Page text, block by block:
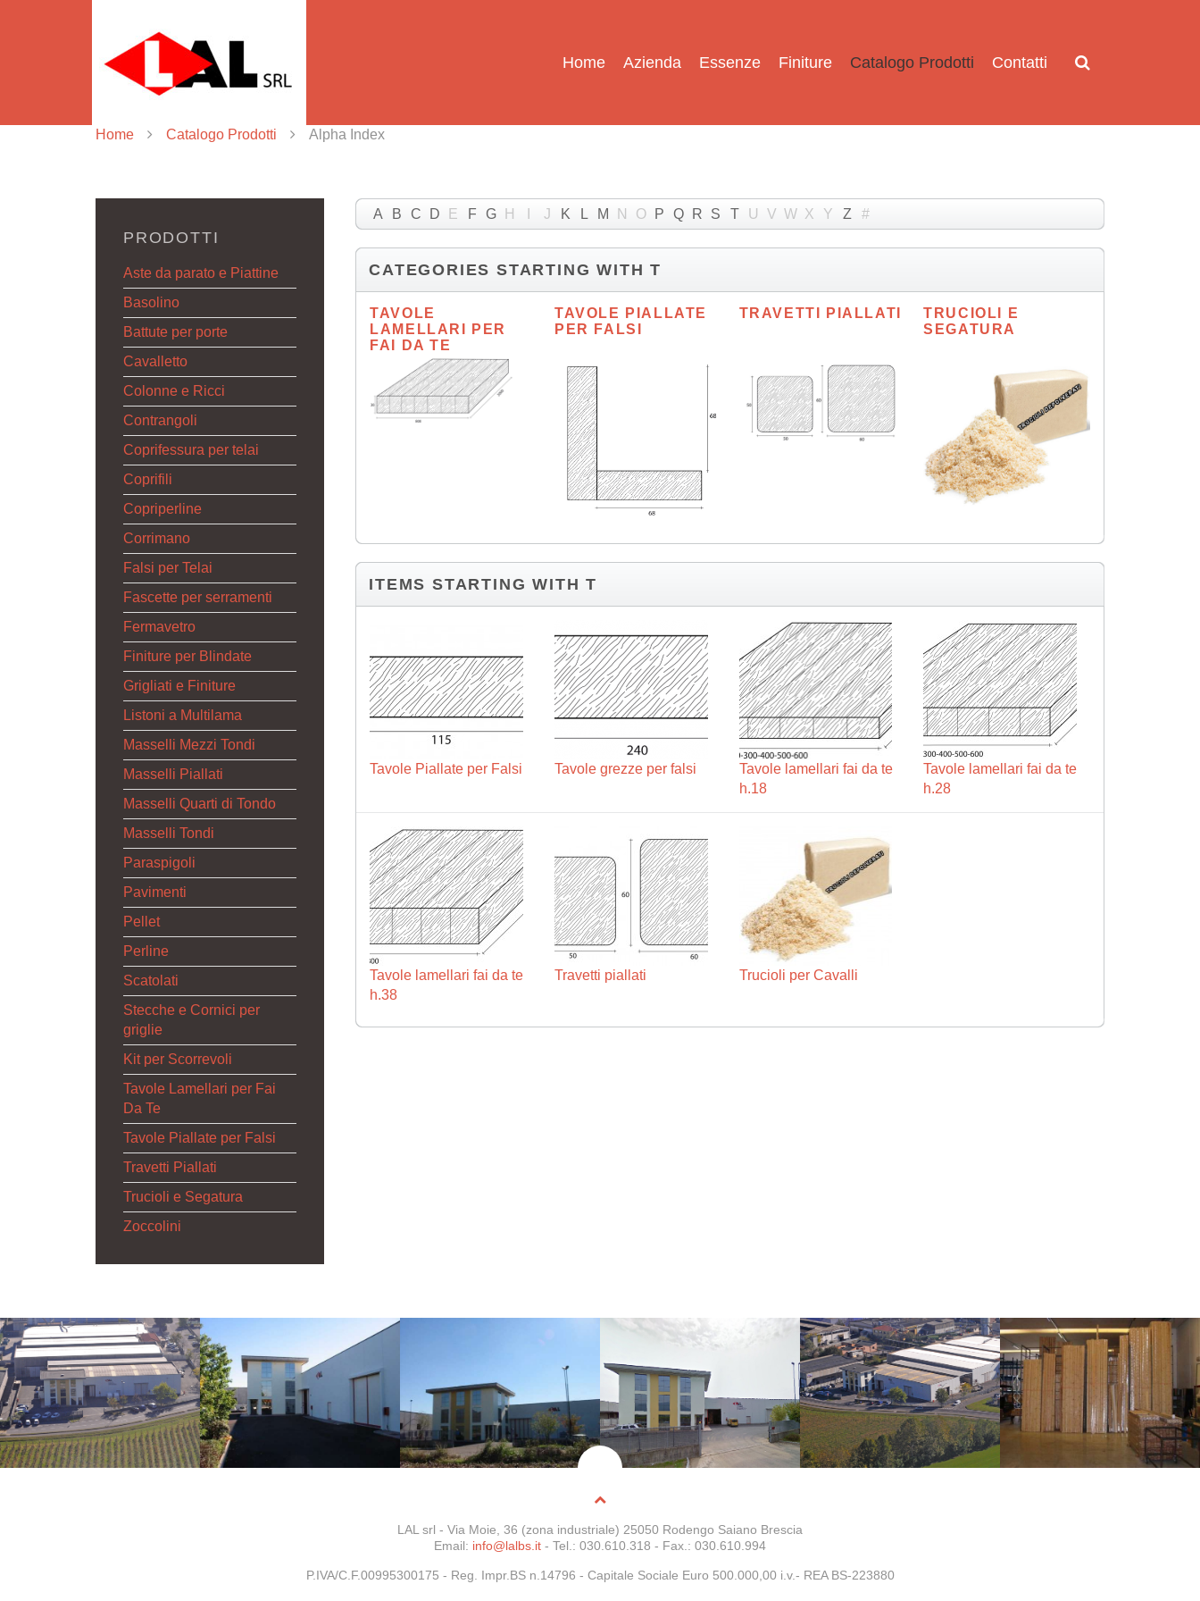
Home Azienda Essenze Finiture Catalogo Prodotti Contatti
Home Catalogo Prodotti Alpha Index
A B C D E F G H J K L M N O P Q R S T U V W X Y Z #
CATEGORIES STARTING WITH T
TAVOLE
LAMELLARI PER
FAI DA TE
TAVOLE PIALLATE
PER FALSI
TRAVETTI PIALLATI
TRUCIOLI E
SEGATURA
ITEMS STARTING WITH T
Tavole Piallate per Falsi Tavole grezze per falsi
Tavole lamellari fai da te
h.18
Tavole lamellari fai da te
h.28
Tavole lamellari fai da te
h.38
Travetti piallati Trucioli per Cavalli
PRODOTTI
Aste da parato e Piattine
Basolino
Battute per porte
Cavalletto
Colonne e Ricci
Contrangoli
Coprifessura per telai
Coprifili
Copriperline
Corrimano
Falsi per Telai
Fascette per serramenti
Fermavetro
Finiture per Blindate
Grigliati e Finiture
Listoni a Multilama
Masselli Mezzi Tondi
Masselli Piallati
Masselli Quarti di Tondo
Masselli Tondi
Paraspigoli
Pavimenti
Pellet
Perline
Scatolati
Stecche e Cornici per
griglie
Kit per Scorrevoli
Tavole Lamellari per Fai
Da Te
Tavole Piallate per Falsi
Travetti Piallati
Trucioli e Segatura
Zoccolini
LAL srl - Via Moie, 36 (zona industriale) 25050 Rodengo Saiano Brescia
Email: info@lalbs.it - Tel.: 030.610.318 - Fax.: 030.610.994
P.IVA/C.F.00995300175 - Reg. Impr.BS n.14796 - Capitale Sociale Euro 500.000,00 i.v.- REA BS-223880